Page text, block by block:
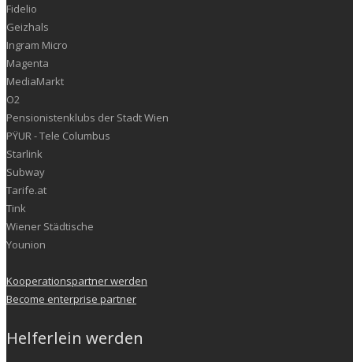
Fidelio
Geizhals
Ingram Micro
Magenta
MediaMarkt
O2
Pensionistenklubs der Stadt Wien
PŸUR - Tele Columbus
Starlink
Subway
Tarife.at
Tink
Wiener Städtische
Younion
Kooperationspartner werden
Become enterprise partner
Helferlein werden